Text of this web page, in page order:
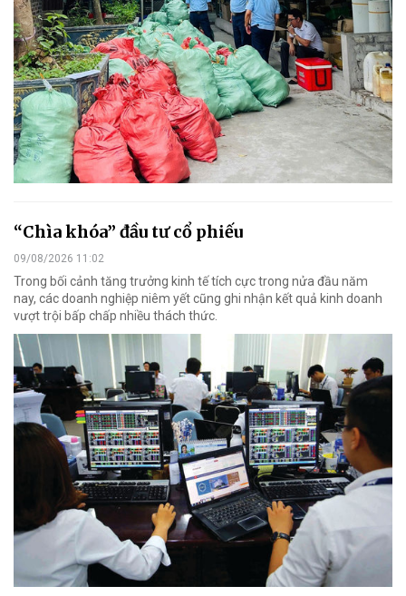
“Chìa khóa” đầu tư cổ phiếu
09/08/2026 11:02
Trong bối cảnh tăng trưởng kinh tế tích cực trong nửa đầu năm
nay, các doanh nghiệp niêm yết cũng ghi nhận kết quả kinh doanh
vượt trội bấp chấp nhiều thách thức.